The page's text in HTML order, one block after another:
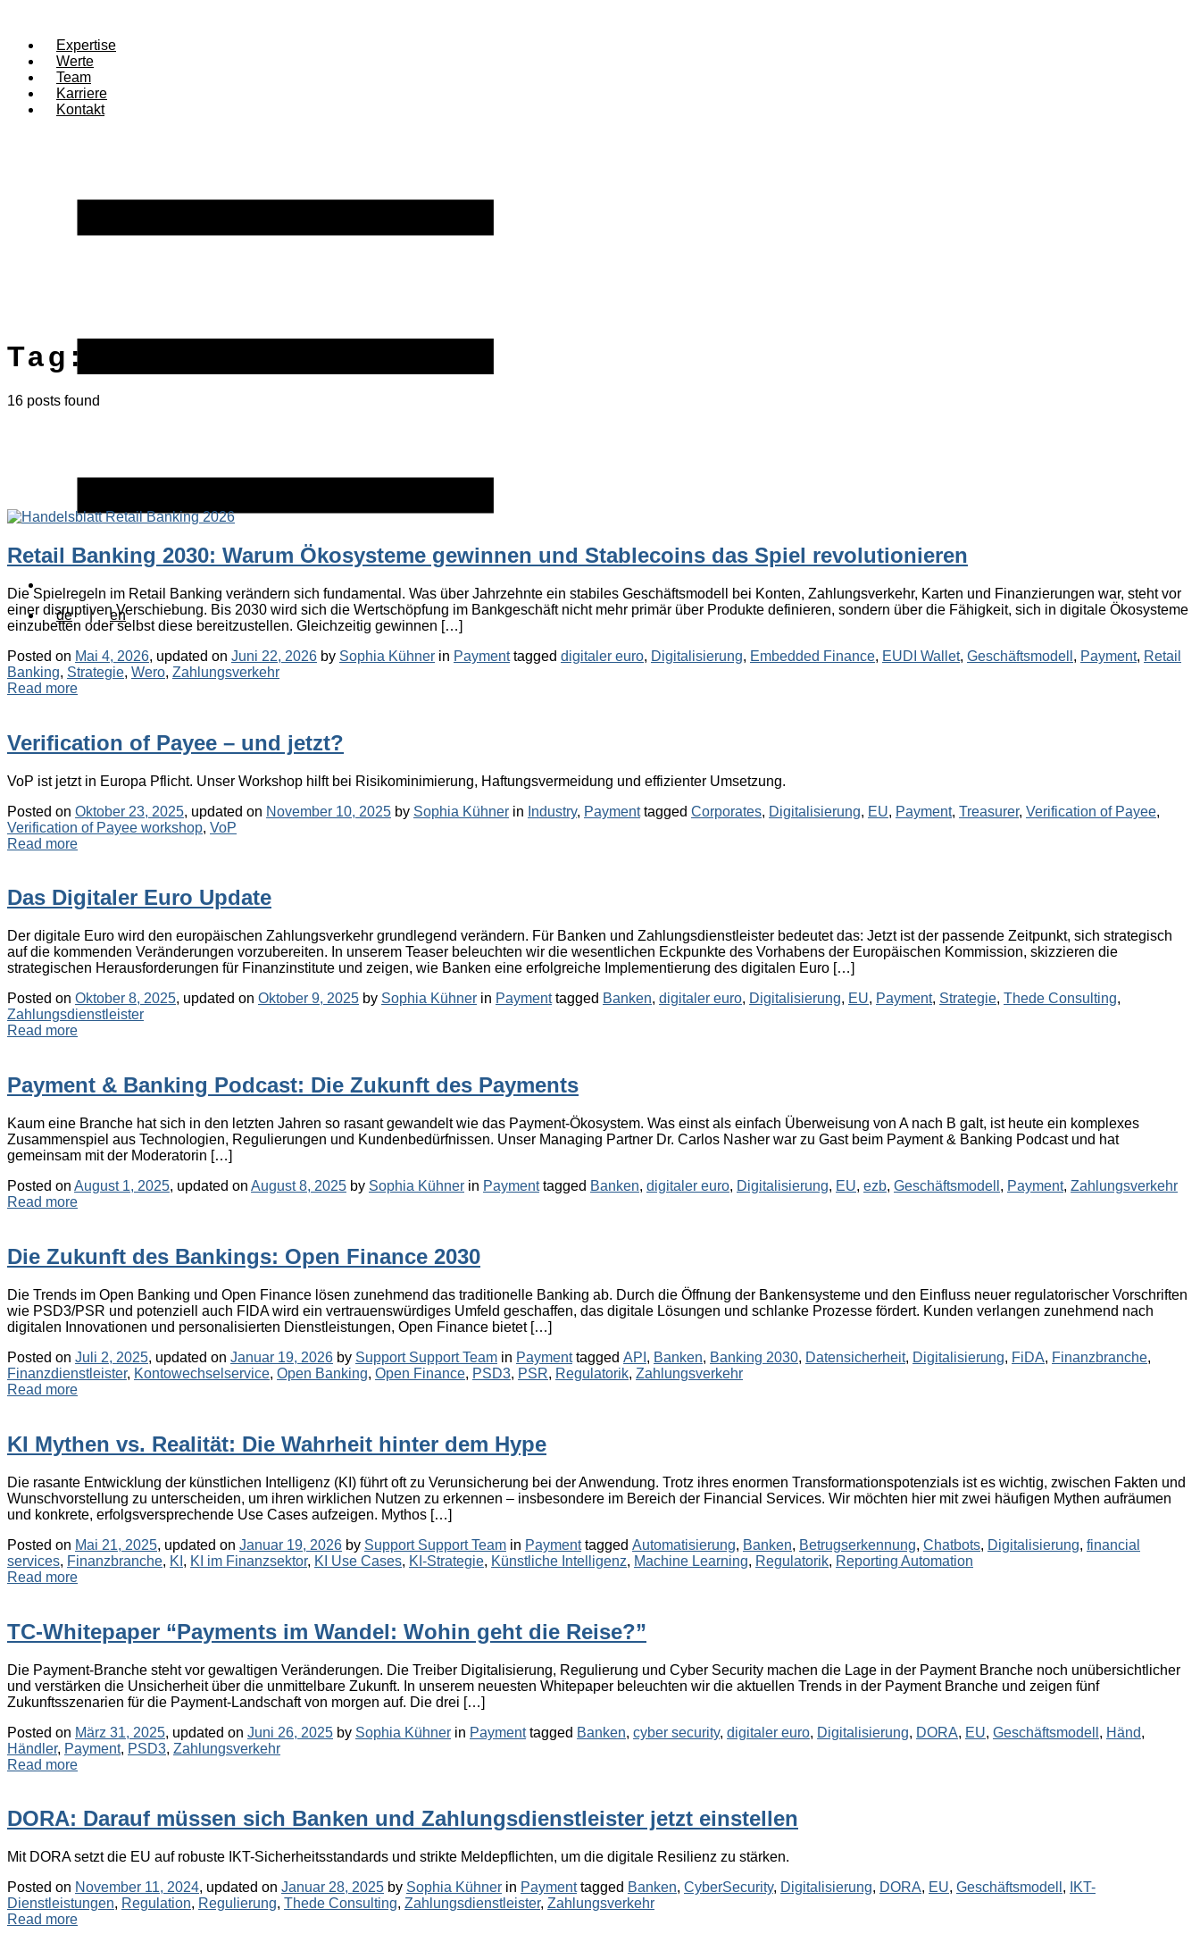
Expertise
Werte
Team
Karriere
Kontakt
de | en
Tag:
16 posts found
Retail Banking 2030: Warum Ökosysteme gewinnen und Stablecoins das Spiel revolutionieren
Die Spielregeln im Retail Banking verändern sich fundamental. Was über Jahrzehnte ein stabiles Geschäftsmodell bei Konten, Zahlungsverkehr, Karten und Finanzierungen war, steht vor
einer disruptiven Verschiebung. Bis 2030 wird sich die Wertschöpfung im Bankgeschäft nicht mehr primär über Produkte definieren, sondern über die Fähigkeit, sich in digitale Ökosysteme
einzubetten oder selbst diese bereitzustellen. Gleichzeitig gewinnen […]
Posted on Mai 4, 2026, updated on Juni 22, 2026 by Sophia Kühner in Categories
Paymenttagged Tags
digitaler euro, Digitalisierung, Embedded Finance, EUDI Wallet, Geschäftsmodell , Payment, Retail
Banking, Strategie, Wero, Zahlungsverkehr
Read more
Verification of Payee – und jetzt?
VoP ist jetzt in Europa Pflicht. Unser Workshop hilft bei Risikominimierung, Haftungsvermeidung und effizienter Umsetzung.
Posted on Oktober 23, 2025, updated on November 10, 2025 by Sophia Kühner in Categories
Industry, Paymenttagged Tags
Corporates, Digitalisierung, EU, Payment, Treasurer, Verification of Payee,
Verification of Payee workshop, VoP
Read more
Das Digitaler Euro Update
Der digitale Euro wird den europäischen Zahlungsverkehr grundlegend verändern. Für Banken und Zahlungsdienstleister bedeutet das: Jetzt ist der passende Zeitpunkt, sich strategisch
auf die kommenden Veränderungen vorzubereiten. In unserem Teaser beleuchten wir die wesentlichen Eckpunkte des Vorhabens der Europäischen Kommission, skizzieren die
strategischen Herausforderungen für Finanzinstitute und zeigen, wie Banken eine erfolgreiche Implementierung des digitalen Euro […]
Posted on Oktober 8, 2025, updated on Oktober 9, 2025 by Sophia Kühner in Categories
Paymenttagged Tags
Banken, digitaler euro, Digitalisierung, EU, Payment, Strategie, Thede Consulting,
Zahlungsdienstleister
Read more
Payment & Banking Podcast: Die Zukunft des Payments
Kaum eine Branche hat sich in den letzten Jahren so rasant gewandelt wie das Payment-Ökosystem. Was einst als einfach Überweisung von A nach B galt, ist heute ein komplexes
Zusammenspiel aus Technologien, Regulierungen und Kundenbedürfnissen. Unser Managing Partner Dr. Carlos Nasher war zu Gast beim Payment & Banking Podcast und hat
gemeinsam mit der Moderatorin […]
Posted on August 1, 2025, updated on August 8, 2025 by Sophia Kühner in Categories
Paymenttagged Tags
Banken, digitaler euro, Digitalisierung, EU, ezb, Geschäftsmodell , Payment, Zahlungsverkehr
Read more
Die Zukunft des Bankings: Open Finance 2030
Die Trends im Open Banking und Open Finance lösen zunehmend das traditionelle Banking ab. Durch die Öffnung der Bankensysteme und den Einfluss neuer regulatorischer Vorschriften
wie PSD3/PSR und potenziell auch FIDA wird ein vertrauenswürdiges Umfeld geschaffen, das digitale Lösungen und schlanke Prozesse fördert. Kunden verlangen zunehmend nach
digitalen Innovationen und personalisierten Dienstleistungen, Open Finance bietet […]
Posted on Juli 2, 2025, updated on Januar 19, 2026 by Support Support Team in Categories
Paymenttagged Tags
API , Banken, Banking 2030, Datensicherheit, Digitalisierung, FiDA, Finanzbranche,
Finanzdienstleister, Kontowechselservice, Open Banking, Open Finance, PSD3, PSR, Regulatorik, Zahlungsverkehr
Read more
KI Mythen vs. Realität: Die Wahrheit hinter dem Hype
Die rasante Entwicklung der künstlichen Intelligenz (KI) führt oft zu Verunsicherung bei der Anwendung. Trotz ihres enormen Transformationspotenzials ist es wichtig, zwischen Fakten und
Wunschvorstellung zu unterscheiden, um ihren wirklichen Nutzen zu erkennen – insbesondere im Bereich der Financial Services. Wir möchten hier mit zwei häufigen Mythen aufräumen
und konkrete, erfolgsversprechende Use Cases aufzeigen. Mythos […]
Posted on Mai 21, 2025, updated on Januar 19, 2026 by Support Support Team in Categories
Paymenttagged Tags
Automatisierung, Banken, Betrugserkennung, Chatbots, Digitalisierung, financial
services, Finanzbranche, KI , KI im Finanzsektor, KI Use Cases, KI-Strategie, Künstliche Intelligenz, Machine Learning, Regulatorik, Reporting Automation
Read more
TC-Whitepaper “Payments im Wandel: Wohin geht die Reise?”
Die Payment-Branche steht vor gewaltigen Veränderungen. Die Treiber Digitalisierung, Regulierung und Cyber Security machen die Lage in der Payment Branche noch unübersichtlicher
und verstärken die Unsicherheit über die unmittelbare Zukunft. In unserem neuesten Whitepaper beleuchten wir die aktuellen Trends in der Payment Branche und zeigen fünf
Zukunftsszenarien für die Payment-Landschaft von morgen auf. Die drei […]
Posted on März 31, 2025, updated on Juni 26, 2025 by Sophia Kühner in Categories
Paymenttagged Tags
Banken, cyber security, digitaler euro, Digitalisierung, DORA, EU, Geschäftsmodell , Händ,
Händler, Payment, PSD3, Zahlungsverkehr
Read more
DORA: Darauf müssen sich Banken und Zahlungsdienstleister jetzt einstellen
Mit DORA setzt die EU auf robuste IKT-Sicherheitsstandards und strikte Meldepflichten, um die digitale Resilienz zu stärken.
Posted on November 11, 2024, updated on Januar 28, 2025 by Sophia Kühner in Categories
Paymenttagged Tags
Banken, CyberSecurity, Digitalisierung, DORA, EU, Geschäftsmodell ,
IKT-
Dienstleistungen, Regulation, Regulierung, Thede Consulting, Zahlungsdienstleister, Zahlungsverkehr
Read more